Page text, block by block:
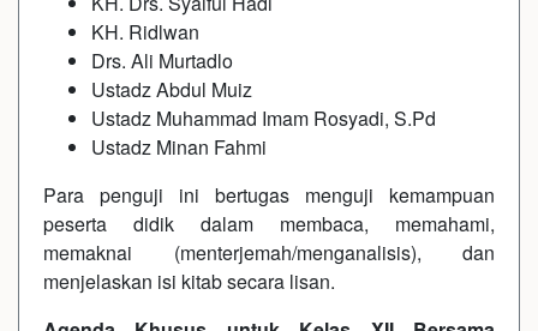
KH. Ridlwan
Drs. Ali Murtadlo
Ustadz Abdul Muiz
Ustadz Muhammad Imam Rosyadi, S.Pd
Ustadz Minan Fahmi
Para penguji ini bertugas menguji kemampuan
peserta didik dalam membaca, memahami,
memaknai (menterjemah/menganalisis), dan
menjelaskan isi kitab secara lisan.